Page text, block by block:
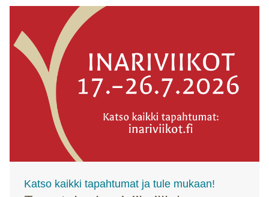
Katso kaikki tapahtumat ja tule mukaan!